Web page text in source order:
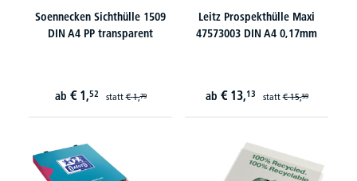
Soennecken Sichthülle 1509
DIN A4 PP transparent
ab € 1,52 statt€ 1,79
Leitz Prospekthülle Maxi
47573003 DIN A4 0,17mm
ab € 13,13 statt€ 15,59